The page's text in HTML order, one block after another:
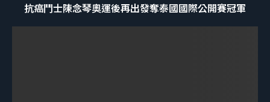
抗癌鬥士陳念琴奧運後再出發奪泰國國際公開賽冠軍